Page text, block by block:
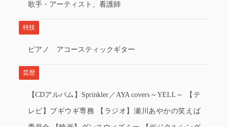
歌手・アーティスト、看護師
特技
ピアノ アコースティックギター
芸歴
【CDアルバム】Sprinkler／AYA covers～YELL～ 【テ
レビ】ブギウギ専務 【ラジオ】瀬川あやかの笑えば